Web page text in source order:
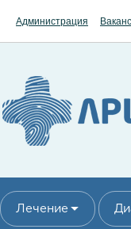
Администрация
Лечение